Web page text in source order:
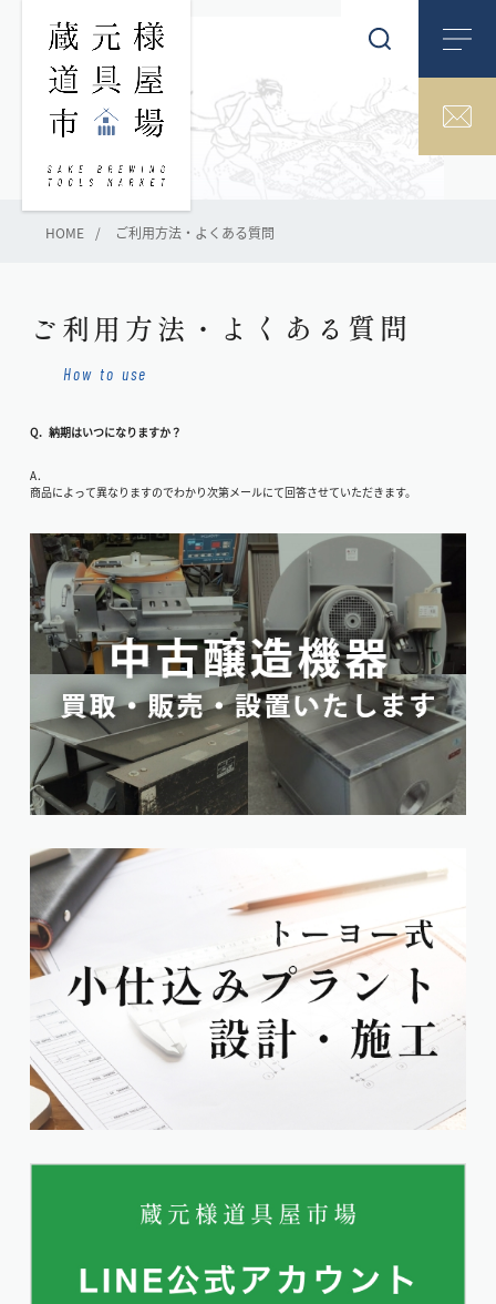
HOME ご利用方法・よくある質問
ご利用方法・よくある質問
How to use
Q．納期はいつになりますか？
A．
商品によって異なりますのでわかり次第メールにて回答させていただきます。